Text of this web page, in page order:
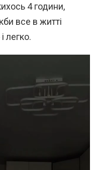
4 години,
все в житті
легко.